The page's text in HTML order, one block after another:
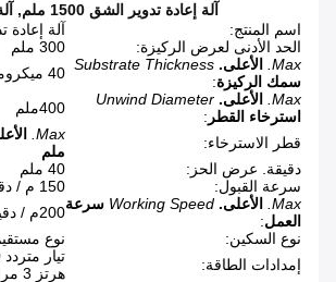
آلة إعادة تدوير الشق 1500 ملم
,
اسم المنتج:
آلة إعادة
الحد الأدنى لعرض الركيزة:
300 ملم
Max.
الأعلى. Substrate Thickness
سمك الركيزة:
40 ميكرومتر
Max.
الأعلى. Unwind Diameter
استرخاء القطر :
400ملم
قطر الاسترخاء:
Max.
ملم
دقيقة. عرض الحز:
40 ملم
سرعة القبول:
150 م / دقيقة
Max.
الأعلى. Working Speed سرعة
العمل:
200م / دقيقة
نوع السكين:
نوع
إمدادات الطاقة:
هرتز 3 مراحل